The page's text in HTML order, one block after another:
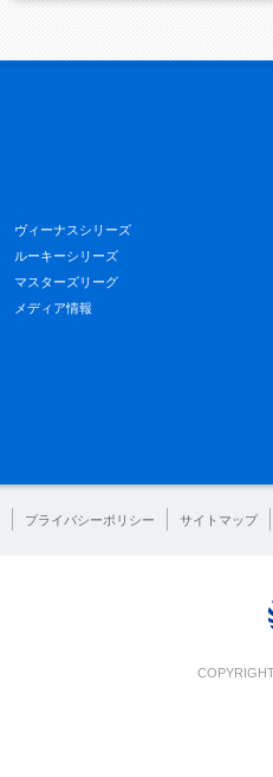
ヴィーナスシリーズ
ルーキーシリーズ
マスターズリーグ
メディア情報
プライバシーポリシー サイトマップ